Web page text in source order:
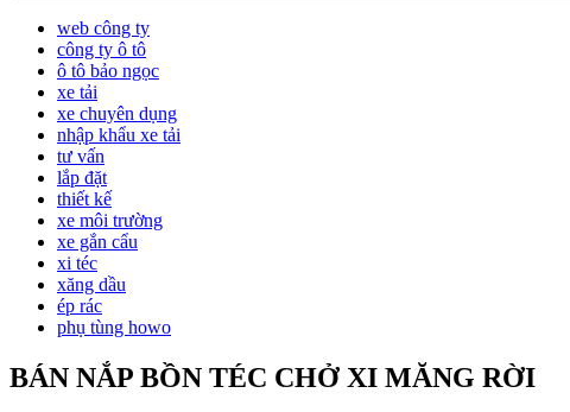
web công ty
công ty ô tô
ô tô bảo ngọc
xe tải
xe chuyên dụng
nhập khẩu xe tải
tư vấn
lắp đặt
thiết kế
xe môi trường
xe gắn cẩu
xi téc
xăng dầu
ép rác
phụ tùng howo
BÁN NẮP BỒN TÉC CHỞ XI MĂNG RỜI